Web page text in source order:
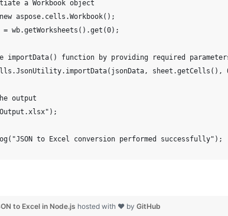
a Workbook object
aspose.cells.Workbook();
wb.getWorksheets().get(0);
importData() function by providing required
sheet.getCells(),
output
to Excel conversion performed successfully");
to Excel in Node.js hosted with ❤ by GitHub